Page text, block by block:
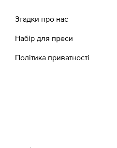
Згадки про нас
Набір для преси
Політика приватності